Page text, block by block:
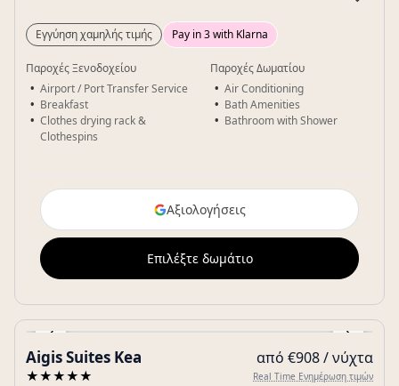
Εγγύηση χαμηλής τιμής Pay in 3 with Klarna
Παροχές Ξενοδοχείου
Airport / Port Transfer Service
Breakfast
Clothes drying rack &
Clothespins
Παροχές Δωματίου
Air Conditioning
Bath Amenities
Bathroom with Shower
Αξιολογήσεις
Επιλέξτε δωμάτιο
‹ ›
Gallery
Aigis Suites Kea
★★★★★
από €908 / νύχτα
Real Time Ενημέρωση τιμών